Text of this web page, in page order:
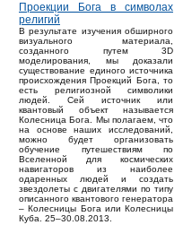
Проекции Бога в символах
религий
В результате изучения обширного
визуального материала,
созданного путем 3D
моделирования, мы доказали
существование единого источника
происхождения Проекций Бога, то
есть религиозной символики
людей. Сей источник или
квантовый объект называется
Колесница Бога. Мы полагаем, что
на основе наших исследований,
можно будет организовать
обучение путешествиям по
Вселенной для космических
навигаторов из наиболее
одаренных людей и создать
звездолеты с двигателями по типу
описанного квантового генератора
– Колесницы Бога или Колесницы
Куба. 25–30.08.2013.